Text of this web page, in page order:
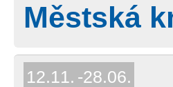
Městská
12.11. 28.06.